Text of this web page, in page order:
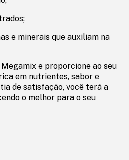
e minerais que auxiliam na
e proporcione ao seu
em nutrientes, sabor e
de satisfação, você terá a
o melhor para o seu